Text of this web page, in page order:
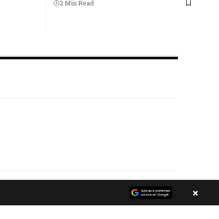
2 Min Read
×